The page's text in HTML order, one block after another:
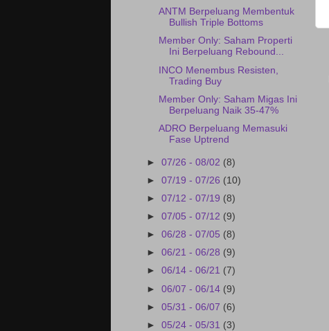
ANTM Berpeluang Membentuk
Bullish Triple Bottoms
Member Only: Saham Properti
Ini Berpeluang Rebound...
INCO Menembus Resisten,
Trading Buy
Member Only: Saham Migas Ini
Berpeluang Naik 35-47%
ADRO Berpeluang Memasuki
Fase Uptrend
►07/26 - 08/02 (8)
►07/19 - 07/26 (10)
►07/12 - 07/19 (8)
►07/05 - 07/12 (9)
►06/28 - 07/05 (8)
►06/21 - 06/28 (9)
►06/14 - 06/21 (7)
►06/07 - 06/14 (9)
►05/31 - 06/07 (6)
►05/24 - 05/31 (3)